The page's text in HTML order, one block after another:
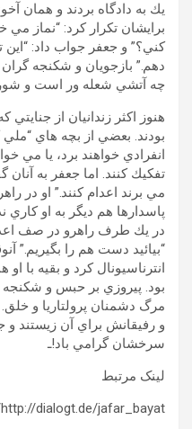
يك به دادگاه بردند و همان
برايشان تكرار كرد: “نماز
كني؟” و جعفر جواب داد:
دهم.” بازجويان و شكنجه
چه آتشي شعله ور است و
هنوز اكثر زندانيان از
بودند. بعضي از بچه هاي
انفرادي خواهند برد، يا مي
تفكيك كنند. اما جعفر به
مي برند اعدام كنند.” او در
پاسدارها هم ديگر به او كاري
در يك طرف راهرو در صف
“بيائيد دست هم را بگيريم.”
انترناسيونال كرد و بقيه با
بود. پيروزي بر حبس و شكنجه
مرگ دشمنان پرولتاريا و
و رفيقانش براي آن زيستند و
سرخشان گرامي باد!ـ
لینک مرتبط
http://dialogt.de/jafar_bayat/